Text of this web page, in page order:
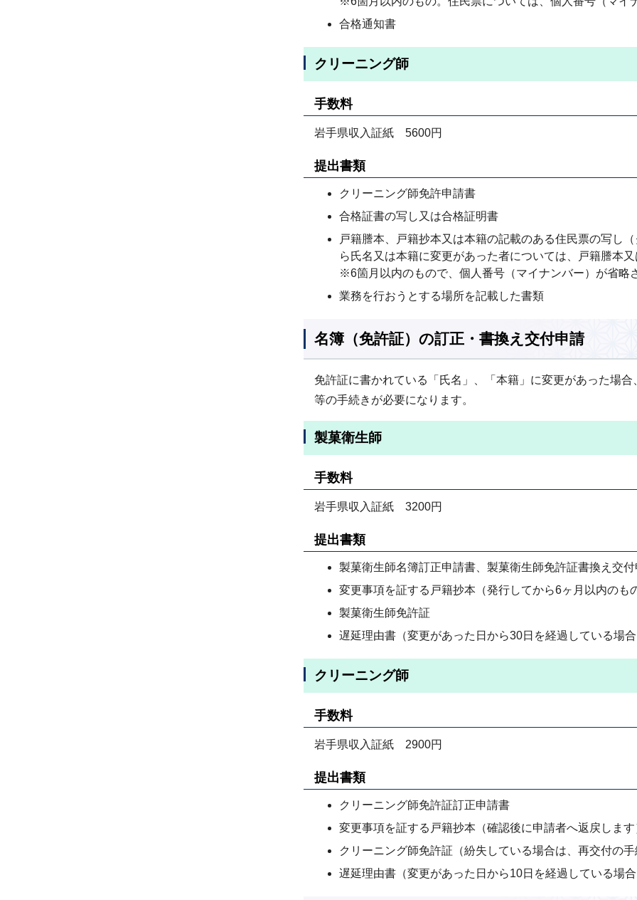
合格通知書
クリーニング師
手数料
岩手県収入証紙 5600円
提出書類
クリーニング師免許申請書
合格証書の写し又は合格証明書
戸籍謄本、戸籍抄本又は本籍の記載のある住民票の写し
ら氏名又は本籍に変更があった者については、戸籍謄本
※6箇月以内のもので、個人番号（マイナンバー）が省略
業務を行おうとする場所を記載した書類
名簿（免許証）の訂正・書換え交付申請
免許証に書かれている「氏名」、「本籍」に変更があった場
等の手続きが必要になります。
製菓衛生師
手数料
岩手県収入証紙 3200円
提出書類
製菓衛生師名簿訂正申請書、製菓衛生師免許証書換え交
変更事項を証する戸籍抄本（発行してから6ヶ月以内のも
製菓衛生師免許証
遅延理由書（変更があった日から30日を経過している場合
クリーニング師
手数料
岩手県収入証紙 2900円
提出書類
クリーニング師免許証訂正申請書
変更事項を証する戸籍抄本（確認後に申請者へ返戻します
クリーニング師免許証（紛失している場合は、再交付の
遅延理由書（変更があった日から10日を経過している場合